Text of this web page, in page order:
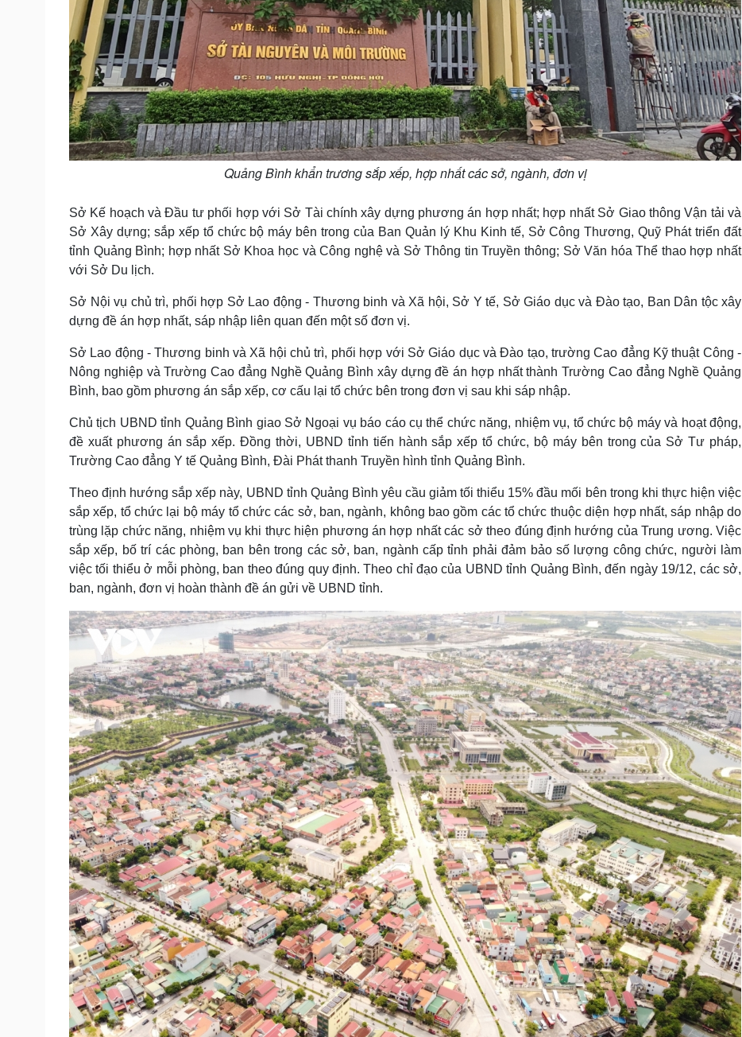
Quảng Bình khẩn trương sắp xếp, hợp nhất các sở, ngành, đơn vị
Sở Kế hoạch và Đầu tư phối hợp với Sở Tài chính xây dựng phương án hợp nhất; hợp nhất Sở Giao thông Vận tải và
Sở Xây dựng; sắp xếp tổ chức bộ máy bên trong của Ban Quản lý Khu Kinh tế, Sở Công Thương, Quỹ Phát triển đất
tỉnh Quảng Bình; hợp nhất Sở Khoa học và Công nghệ và Sở Thông tin Truyền thông; Sở Văn hóa Thể thao hợp nhất
với Sở Du lịch.
Sở Nội vụ chủ trì, phối hợp Sở Lao động - Thương binh và Xã hội, Sở Y tế, Sở Giáo dục và Đào tạo, Ban Dân tộc xây
dựng đề án hợp nhất, sáp nhập liên quan đến một số đơn vị.
Sở Lao động - Thương binh và Xã hội chủ trì, phối hợp với Sở Giáo dục và Đào tạo, trường Cao đẳng Kỹ thuật Công -
Nông nghiệp và Trường Cao đẳng Nghề Quảng Bình xây dựng đề án hợp nhất thành Trường Cao đẳng Nghề Quảng
Bình, bao gồm phương án sắp xếp, cơ cấu lại tổ chức bên trong đơn vị sau khi sáp nhập.
Chủ tịch UBND tỉnh Quảng Bình giao Sở Ngoại vụ báo cáo cụ thể chức năng, nhiệm vụ, tổ chức bộ máy và hoạt động,
đề xuất phương án sắp xếp. Đồng thời, UBND tỉnh tiến hành sắp xếp tổ chức, bộ máy bên trong của Sở Tư pháp,
Trường Cao đẳng Y tế Quảng Bình, Đài Phát thanh Truyền hình tỉnh Quảng Bình.
Theo định hướng sắp xếp này, UBND tỉnh Quảng Bình yêu cầu giảm tối thiểu 15% đầu mối bên trong khi thực hiện việc
sắp xếp, tổ chức lại bộ máy tổ chức các sở, ban, ngành, không bao gồm các tổ chức thuộc diện hợp nhất, sáp nhập do
trùng lặp chức năng, nhiệm vụ khi thực hiện phương án hợp nhất các sở theo đúng định hướng của Trung ương. Việc
sắp xếp, bố trí các phòng, ban bên trong các sở, ban, ngành cấp tỉnh phải đảm bảo số lượng công chức, người làm
việc tối thiểu ở mỗi phòng, ban theo đúng quy định. Theo chỉ đạo của UBND tỉnh Quảng Bình, đến ngày 19/12, các sở,
ban, ngành, đơn vị hoàn thành đề án gửi về UBND tỉnh.